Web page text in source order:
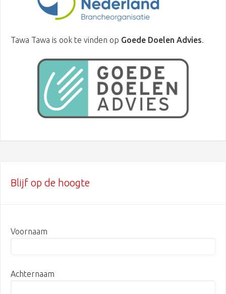
Tawa Tawa is ook te vinden op Goede Doelen Advies.
Blijf op de hoogte
Voornaam
Achternaam